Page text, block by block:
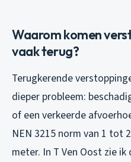
Waarom komen
vaak terug?
Terugkerende
dieper probleem:
of een verkeerde
NEN 3215 norm van 1 tot
meter. In T Ven Oost zie